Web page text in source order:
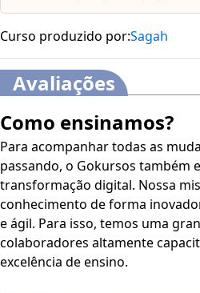
O conteúdo do curso ficará
após a compra.
Curso produzido por:Sagah
Avaliações
Como ensinamos?
Para acompanhar todas as
passando, o Gokursos também
transformação digital. Nossa
conhecimento de forma
e ágil. Para isso, temos uma grande rede de professores
colaboradores altamente
excelência de ensino.